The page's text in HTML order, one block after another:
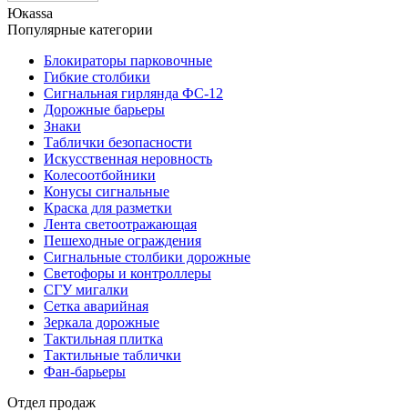
Юкаssа
Популярные категории
Блокираторы парковочные
Гибкие столбики
Сигнальная гирлянда ФС-12
Дорожные барьеры
Знаки
Таблички безопасности
Искусственная неровность
Колесоотбойники
Конусы сигнальные
Краска для разметки
Лента светоотражающая
Пешеходные ограждения
Сигнальные столбики дорожные
Светофоры и контроллеры
СГУ мигалки
Cетка аварийная
Зеркала дорожные
Тактильная плитка
Тактильные таблички
Фан-барьеры
Отдел продаж